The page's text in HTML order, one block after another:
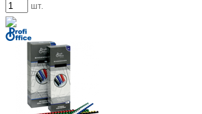
шт.